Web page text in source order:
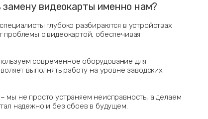
видеокарты именно нам?
глубоко разбираются в устройствах
проблемы с видеокартой, обеспечивая
современное оборудование для
выполнять работу на уровне заводских
мы не просто устраняем неисправность, а делаем
надежно и без сбоев в будущем.